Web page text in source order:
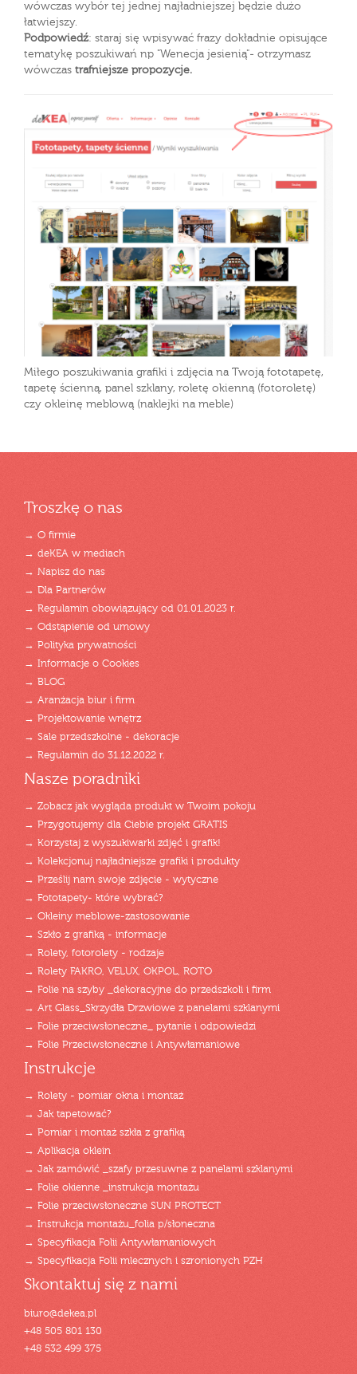
wówczas wybór tej jednej najładniejszej będzie dużo
łatwiejszy.
Podpowiedź: staraj się wpisywać frazy dokładnie opisujące
tematykę poszukiwań np "Wenecja jesienią"- otrzymasz
wówczas trafniejsze propozycje.
Miłego poszukiwania grafiki i zdjęcia na Twoją fototapetę,
tapetę ścienną, panel szklany, roletę okienną (fotoroletę)
czy okleinę meblową (naklejki na meble)
Troszkę o nas
→ O firmie
→ deKEA w mediach
→ Napisz do nas
→ Dla Partnerów
→ Regulamin obowiązujący od 01.01.2023 r.
→ Odstąpienie od umowy
→ Polityka prywatności
→ Informacje o Cookies
→ BLOG
→ Aranżacja biur i firm
→ Projektowanie wnętrz
→ Sale przedszkolne - dekoracje
→ Regulamin do 31.12.2022 r.
Nasze poradniki
→ Zobacz jak wygląda produkt w Twoim pokoju
→ Przygotujemy dla Ciebie projekt GRATIS
→ Korzystaj z wyszukiwarki zdjęć i grafik!
→ Kolekcjonuj najładniejsze grafiki i produkty
→ Prześlij nam swoje zdjęcie - wytyczne
→ Fototapety- które wybrać?
→ Okleiny meblowe-zastosowanie
→ Szkło z grafiką - informacje
→ Rolety, fotorolety - rodzaje
→ Rolety FAKRO, VELUX, OKPOL, ROTO
→ Folie na szyby _dekoracyjne do przedszkoli i firm
→ Art Glass_Skrzydła Drzwiowe z panelami szklanymi
→ Folie przeciwsłoneczne_ pytanie i odpowiedzi
→ Folie Przeciwsłoneczne i Antywłamaniowe
Instrukcje
→ Rolety - pomiar okna i montaż
→ Jak tapetować?
→ Pomiar i montaż szkła z grafiką
→ Aplikacja oklein
→ Jak zamówić _szafy przesuwne z panelami szklanymi
→ Folie okienne _instrukcja montażu
→ Folie przeciwsłoneczne SUN PROTECT
→ Instrukcja montażu_folia p/słoneczna
→ Specyfikacja Folii Antywłamaniowych
→ Specyfikacja Folii mlecznych i szronionych PZH
Skontaktuj się z nami
biuro@dekea.pl
+48 505 801 130
+48 532 499 375